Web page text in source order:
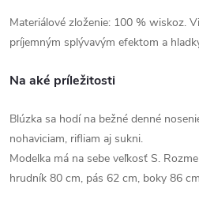
Materiálové zloženie: 100 % wiskoz.
príjemným splývavým efektom a
Na aké príležitosti
Blúzka sa hodí na bežné denné
nohaviciam, rifliam aj sukni.
Modelka má na sebe veľkosť S.
hrudník 80 cm, pás 62 cm, boky 86